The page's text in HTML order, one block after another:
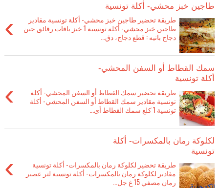
طاجين خبز محشي- أكلة تونسية
›
طريقة تحضير طاجين خبز محشي- أكلة تونسية مقادير
طاجين خبز محشي- أكلة تونسية 1 خبز باقات رقائق جبن
دجاج بانيه : قطع دجاج، دق...
سمك القطاط أو السفن المحشي-
أكلة تونسية
›
طريقة تحضير سمك القطاط أو السفن المحشي- أكلة
تونسية مقادير سمك القطاط أو السفن المحشي- أكلة
تونسية 1 كلغ سمك القطاط أي...
لكلوكة رمان بالمكسرات- أكلة
تونسية
›
طريقة تحضير لكلوكة رمان بالمكسرات- أكلة تونسية
مقادير لكلوكة رمان بالمكسرات- أكلة تونسية لتر عصير
رمان مصفي 15 غ جل...